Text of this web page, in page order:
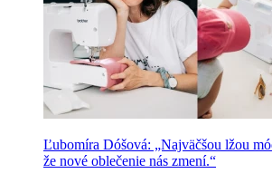
Ľubomíra Dóšová: „Najväčšou lžou
že nové oblečenie nás zmení.“